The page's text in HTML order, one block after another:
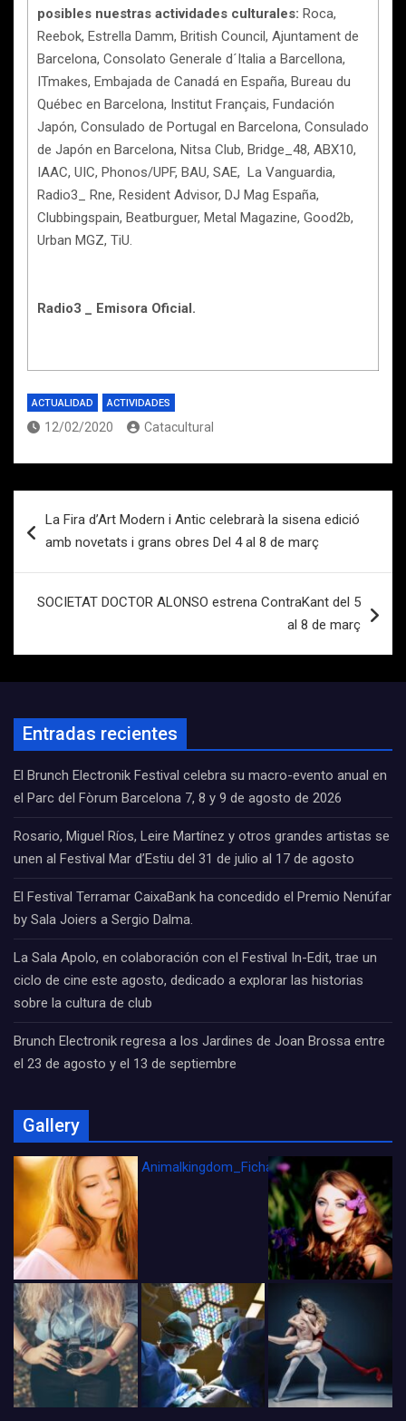
posibles nuestras actividades culturales: Roca,
Reebok, Estrella Damm, British Council, Ajuntament de
Barcelona, Consolato Generale d´Italia a Barcellona,
ITmakes, Embajada de Canadá en España, Bureau du
Québec en Barcelona, Institut Français, Fundación
Japón, Consulado de Portugal en Barcelona, Consulado
de Japón en Barcelona, Nitsa Club, Bridge_48, ABX10,
IAAC, UIC, Phonos/UPF, BAU, SAE, La Vanguardia,
Radio3_ Rne, Resident Advisor, DJ Mag España,
Clubbingspain, Beatburguer, Metal Magazine, Good2b,
Urban MGZ, TiU.
Radio3 _ Emisora Oficial.
ACTUALIDAD ACTIVIDADES
12/02/2020 Catacultural
de
La Fira d’Art Modern i Antic celebrarà la sisena edició
amb novetats i grans obres Del 4 al 8 de març
SOCIETAT DOCTOR ALONSO estrena ContraKant del 5
al 8 de març
Entradas recientes
El Brunch Electronik Festival celebra su macro-evento anual en
el Parc del Fòrum Barcelona 7, 8 y 9 de agosto de 2026
Rosario, Miguel Ríos, Leire Martínez y otros grandes artistas se
unen al Festival Mar d’Estiu del 31 de julio al 17 de agosto
El Festival Terramar CaixaBank ha concedido el Premio Nenúfar
by Sala Joiers a Sergio Dalma.
La Sala Apolo, en colaboración con el Festival In-Edit, trae un
ciclo de cine este agosto, dedicado a explorar las historias
sobre la cultura de club
Brunch Electronik regresa a los Jardines de Joan Brossa entre
el 23 de agosto y el 13 de septiembre
Gallery
Animalkingdom_FichaCine